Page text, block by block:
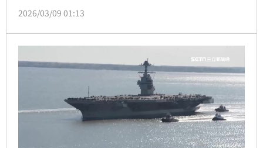
人放話：「如果你能容忍每桶油價衝破200美元，那你
2026/03/09 01:13